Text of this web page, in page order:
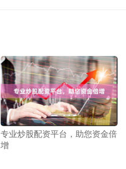
专业炒股配资平台，助您资金倍
增